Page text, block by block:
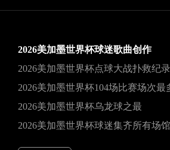
2026美加墨世界杯球迷歌曲创作
2026美加墨世界杯点球大战扑救纪录
2026美加墨世界杯104场比赛场次最
2026美加墨世界杯乌龙球之最
2026美加墨世界杯球迷集齐所有场馆